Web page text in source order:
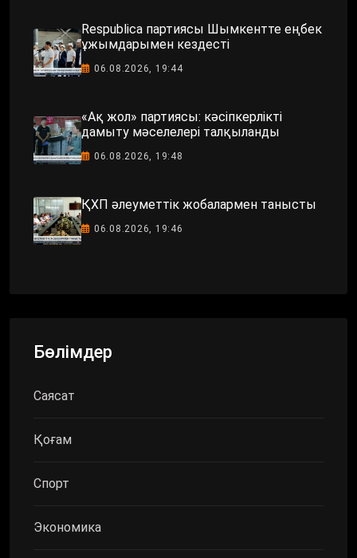
Respublica партиясы Шымкентте еңбек
ұжымдарымен кездесті
06.08.2026, 19:44
«Ақ жол» партиясы: кәсіпкерлікті
дамыту мәселелері талқыланды
06.08.2026, 19:48
ҚХП әлеуметтік жобалармен танысты
06.08.2026, 19:46
Бөлімдер
Саясат
Қоғам
Спорт
Экономика